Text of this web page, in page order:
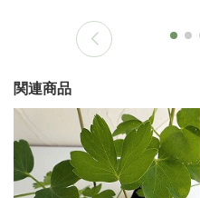
関連商品